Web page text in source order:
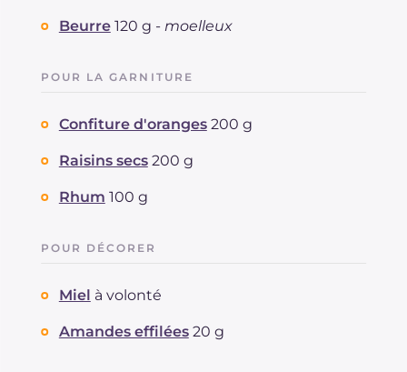
Beurre 120 g - moelleux
POUR LA GARNITURE
Confiture d'oranges 200 g
Raisins secs 200 g
Rhum 100 g
POUR DÉCORER
Miel à volonté
Amandes effilées 20 g